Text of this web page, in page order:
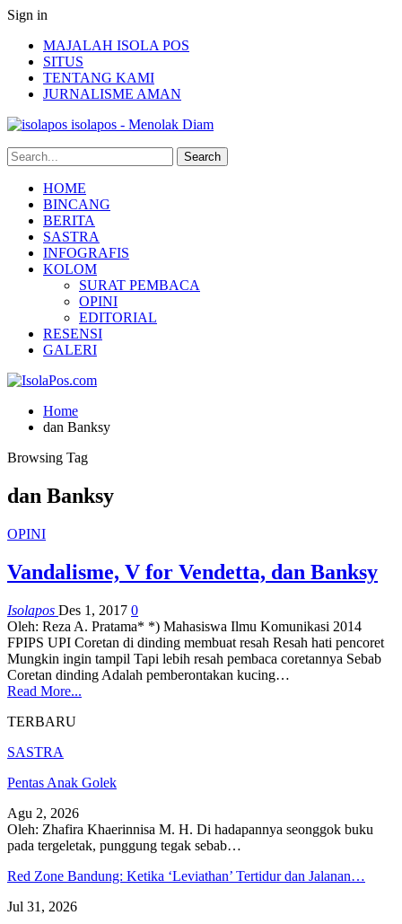
Sign in
MAJALAH ISOLA POS
SITUS
TENTANG KAMI
JURNALISME AMAN
isolapos - Menolak Diam
HOME
BINCANG
BERITA
SASTRA
INFOGRAFIS
KOLOM
SURAT PEMBACA
OPINI
EDITORIAL
RESENSI
GALERI
Home
dan Banksy
Browsing Tag
dan Banksy
OPINI
Vandalisme, V for Vendetta, dan Banksy
Isolapos Des 1, 2017 0
Oleh: Reza A. Pratama* *) Mahasiswa Ilmu Komunikasi 2014
FPIPS UPI Coretan di dinding membuat resah Resah hati pencoret
Mungkin ingin tampil Tapi lebih resah pembaca coretannya Sebab
Coretan dinding Adalah pemberontakan kucing…
Read More...
TERBARU
SASTRA
Pentas Anak Golek
Agu 2, 2026
Oleh: Zhafira Khaerinnisa M. H. Di hadapannya seonggok buku
pada tergeletak, punggung tegak sebab…
Red Zone Bandung: Ketika ‘Leviathan’ Tertidur dan Jalanan…
Jul 31, 2026